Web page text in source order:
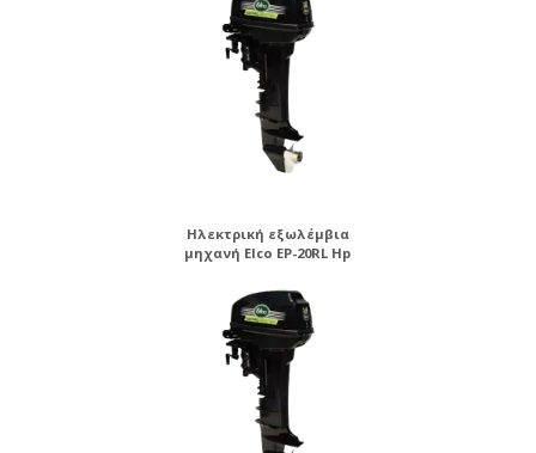
Ηλεκτρική εξωλέμβια
μηχανή Elco EP-20RL Hp